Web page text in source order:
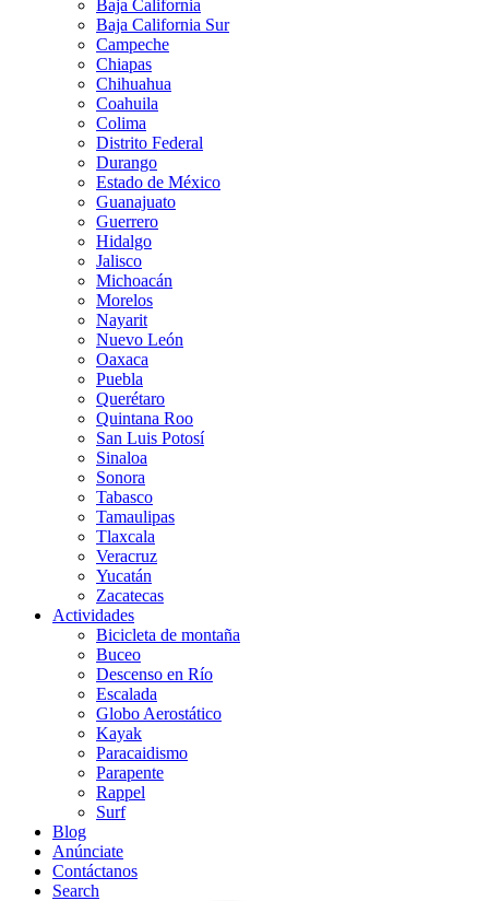
Baja California
Baja California Sur
Campeche
Chiapas
Chihuahua
Coahuila
Colima
Distrito Federal
Durango
Estado de México
Guanajuato
Guerrero
Hidalgo
Jalisco
Michoacán
Morelos
Nayarit
Nuevo León
Oaxaca
Puebla
Querétaro
Quintana Roo
San Luis Potosí
Sinaloa
Sonora
Tabasco
Tamaulipas
Tlaxcala
Veracruz
Yucatán
Zacatecas
Actividades
Bicicleta de montaña
Buceo
Descenso en Río
Escalada
Globo Aerostático
Kayak
Paracaidismo
Parapente
Rappel
Surf
Blog
Anúnciate
Contáctanos
Search